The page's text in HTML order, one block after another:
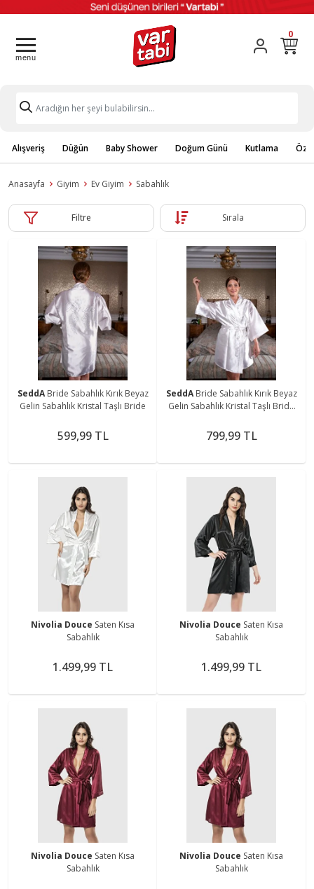
0
Alışveriş Düğün Baby Shower Doğum Günü Kutlama
Anasayfa Giyim Ev Giyim Sabahlık
Filtre Sırala
SeddABride Sabahlık Kırık Beyaz
Gelin Sabahlık Kristal Taşlı Bride
599,99 TL
SeddABride Sabahlık Kırık Beyaz
Gelin Sabahlık Kristal Taşlı Bride
799,99 TL
Nivolia Douce Saten Kısa
Sabahlık
1.499,99 TL
Nivolia Douce Saten Kısa
Sabahlık
1.499,99 TL
Nivolia Douce Saten Kısa
Sabahlık
Nivolia Douce Saten Kısa
Sabahlık